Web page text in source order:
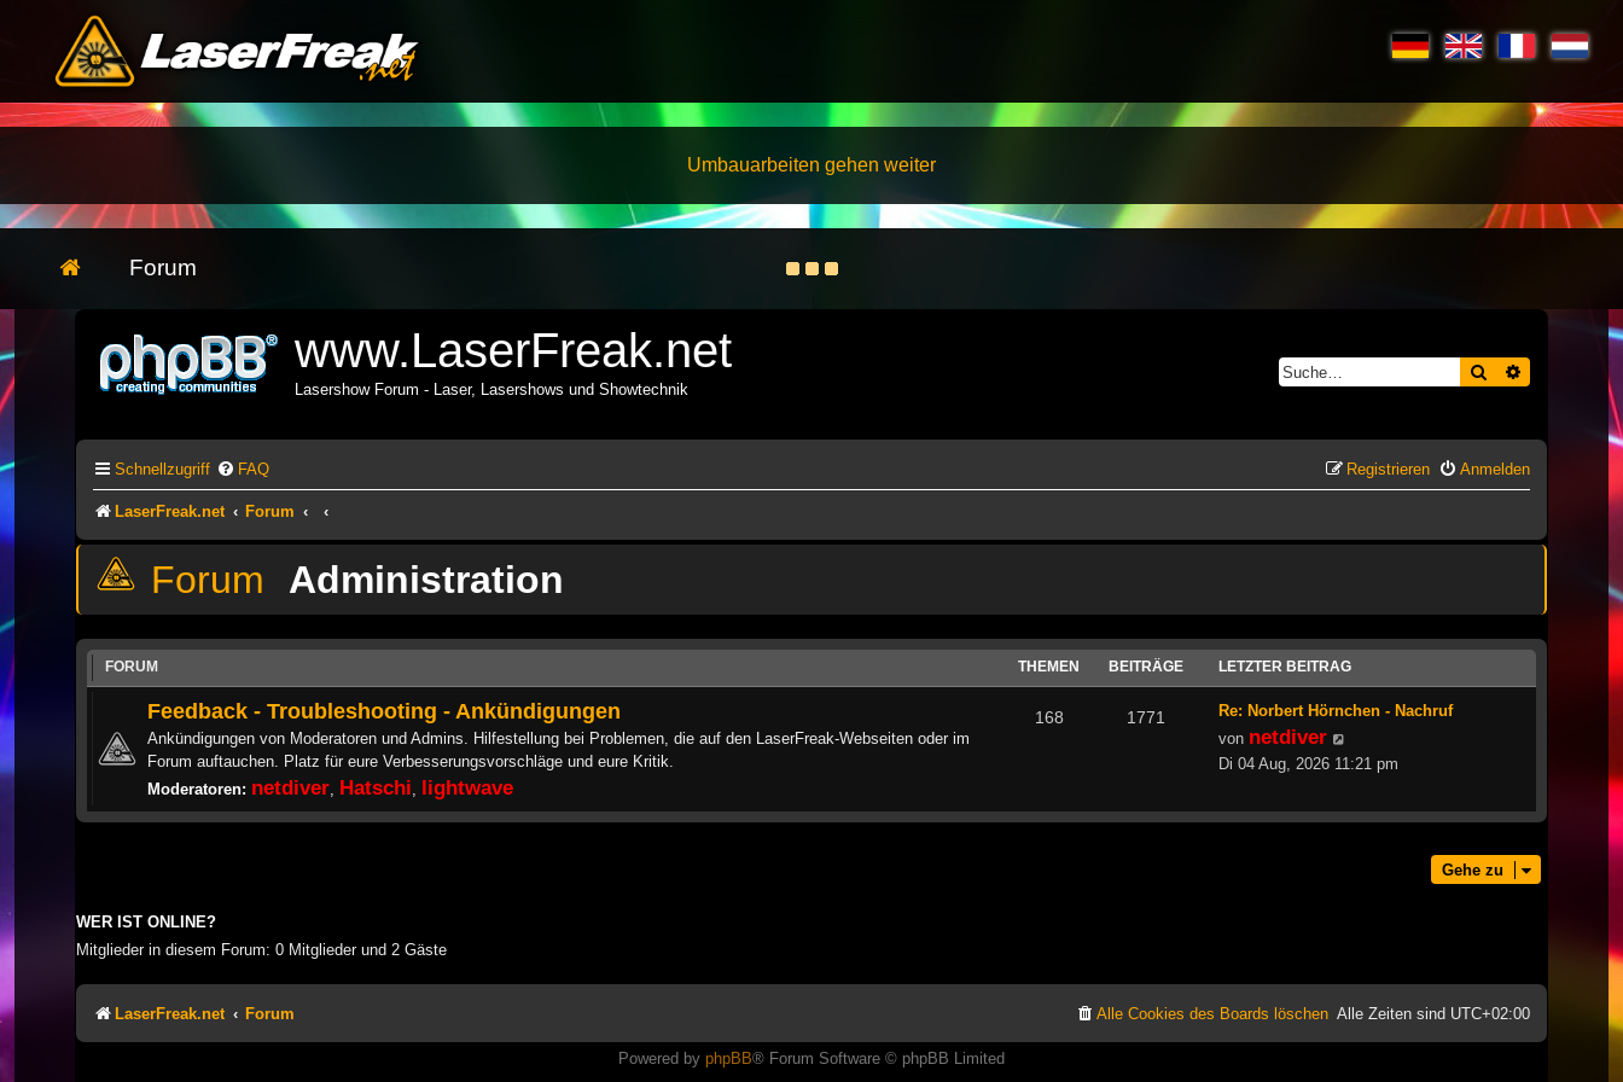
Umbauarbeiten gehen weiter
Forum
www.LaserFreak.net
Lasershow Forum - Laser, Lasershows und Showtechnik
Suche Erweiterte
Schnellzugriff FAQ Anmelden
Registrieren
LaserFreak.net Forum
Administration
FORUM THEMEN BEITRÄGE LETZTER BEITRAG
Feedback - Troubleshooting - Ankündigungen
Ankündigungen von Moderatoren und Admins. Hilfestellung bei Problemen, die auf den LaserFreak-Webseiten oder im
Forum auftauchen. Platz für eure Verbesserungsvorschläge und eure Kritik.
Moderatoren: netdiver Hatschi lightwave
168 1771
Re: Norbert Hörnchen - Nachruf
von netdiver
Beitrag
Di 04 Aug, 2026 11:21 pm
Gehe zu
WER IST ONLINE?
Mitglieder in diesem Forum: 0 Mitglieder und 2 Gäste
LaserFreak.net Forum Alle Zeiten sind UTC+02:00
Alle Cookies des Boards löschen
Powered by phpBB® Forum Software © phpBB Limited